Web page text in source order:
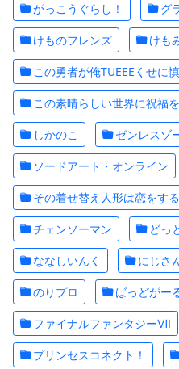
がっこうぐらし！ グ
けものフレンズ けも
この勇者が俺TUEEEくせに
この素晴らしい世界に祝福
しかのこ ゼンレスゾ
ソードアート・オンライン
その着せ替え人形は恋をする
チェンソーマン どっ
ななしいんく にじさ
のりプロ ばっどがー
ファイナルファンタジーⅦ
プリンセスコネクト！